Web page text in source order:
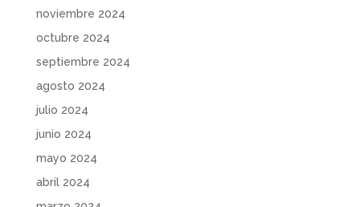
noviembre 2024
octubre 2024
septiembre 2024
agosto 2024
julio 2024
junio 2024
mayo 2024
abril 2024